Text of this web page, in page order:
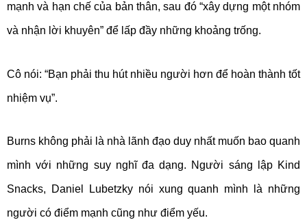
mạnh và hạn chế của bản thân, sau đó “xây dựng một nhóm
và nhận lời khuyên” để lấp đầy những khoảng trống.
Cô nói: “Bạn phải thu hút nhiều người hơn để hoàn thành tốt
nhiệm vụ”.
Burns không phải là nhà lãnh đạo duy nhất muốn bao quanh
mình với những suy nghĩ đa dạng. Người sáng lập Kind
Snacks, Daniel Lubetzky nói xung quanh mình là những
người có điểm mạnh cũng như điểm yếu.